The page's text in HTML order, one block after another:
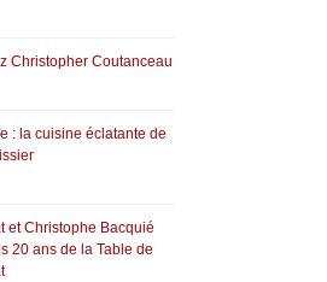
Christopher Coutanceau
: la cuisine éclatante de
et Christophe Bacquié
20 ans de la Table de